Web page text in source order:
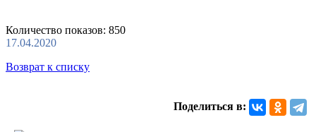
Количество показов: 850
17.04.2020
Возврат к списку
Поделиться в: